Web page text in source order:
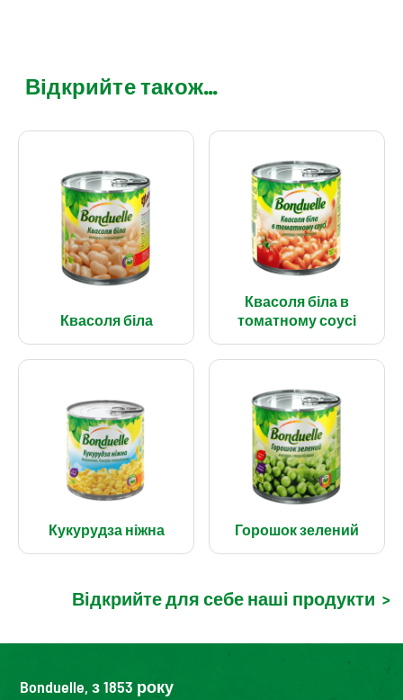
Відкрийте також...
Квасоля біла
Квасоля біла в
томатному соусі
Кукурудза ніжна Горошок зелений
Відкрийте для себе наші продукти >
Bonduelle, з 1853 року